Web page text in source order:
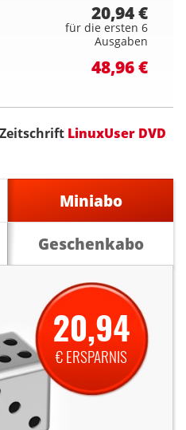
20,94 €
für die ersten 6
Ausgaben
48,96 €
LinuxUser DVD
Miniabo
Geschenkabo
20,94
€ ERSPARNIS